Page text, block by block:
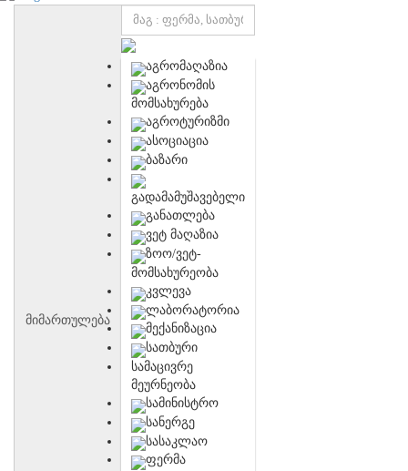
მიმართულება
აგრომაღაზია
აგრონომის
მომსახურება
აგროტურიზმი
ასოციაცია
ბაზარი
გადამამუშავებელი
განათლება
ვეტ მაღაზია
ზოო/ვეტ-
მომსახურეობა
კვლევა
ლაბორატორია
მექანიზაცია
სათბური
სამაცივრე
მეურნეობა
სამინისტრო
სანერგე
სასაკლაო
ფერმა